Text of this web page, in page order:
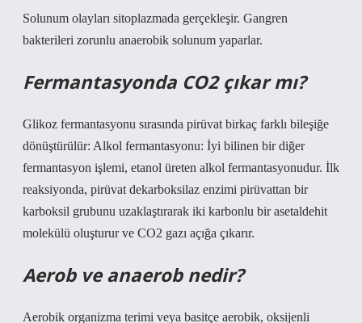
Solunum olayları sitoplazmada gerçekleşir. Gangren
bakterileri zorunlu anaerobik solunum yaparlar.
Fermantasyonda CO2 çıkar mı?
Glikoz fermantasyonu sırasında pirüvat birkaç farklı bileşiğe
dönüştürülür: Alkol fermantasyonu: İyi bilinen bir diğer
fermantasyon işlemi, etanol üreten alkol fermantasyonudur. İlk
reaksiyonda, pirüvat dekarboksilaz enzimi pirüvattan bir
karboksil grubunu uzaklaştırarak iki karbonlu bir asetaldehit
molekülü oluşturur ve CO2 gazı açığa çıkarır.
Aerob ve anaerob nedir?
Aerobik organizma terimi veya basitçe aerobik, oksijenli